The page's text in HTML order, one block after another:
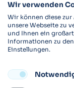
Vitalograph ist ein
EKGs und
als Technologie-
FOLLOW
Wir verwenden
Wir können diese zur
unsere Webseite zu
und Ihnen ein
Informationen zu
Einstellungen.